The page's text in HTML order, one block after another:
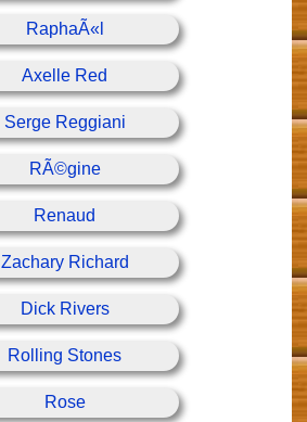
RaphaÃ«l
Axelle Red
Serge Reggiani
RÃ©gine
Renaud
Zachary Richard
Dick Rivers
Rolling Stones
Rose